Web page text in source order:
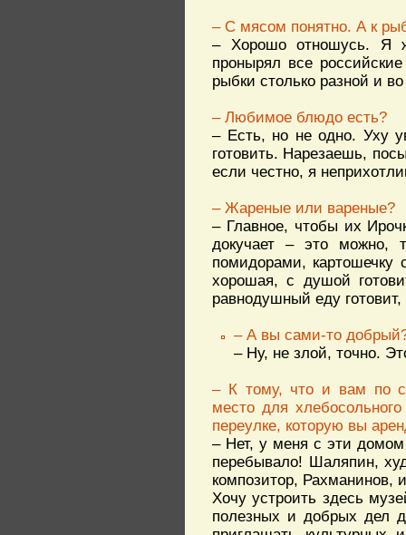
– С мясом понятно. А к
– Хорошо отношусь. Я
пронырял все
рыбки столько разной и
– Любимое блюдо есть?
– Есть, но не одно. Уху
готовить. Нарезаешь,
если честно, я
– Жареные или вареные?
– Главное, чтобы их
докучает – это можно,
помидорами, картошечку
хорошая, с душой
равнодушный еду
– А вы сами-то
– Ну, не злой, точно.
– К тому, что и вам по
место для
переулке, которую вы
– Нет, у меня с эти
перебывало! Шаляпин,
композитор, Рахманинов,
Хочу устроить здесь
полезных и добрых дел